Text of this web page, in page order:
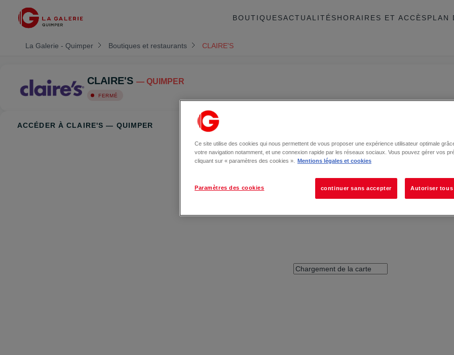
BOUTIQUESACTUALITÉSHORAIRES ET ACCÈSPLAN
La Galerie - Quimper Boutiques et restaurants CLAIRE'S
CLAIRE'S — QUIMPER
FERMÉ
ACCÉDER À CLAIRE'S — QUIMPER
Ce site utilise des cookies qui nous permettent de vous proposer une expérience utilisateur optimale
votre navigation notamment, et une connexion rapide par les réseaux sociaux. Vous pouvez gérer vos
cliquant sur « paramètres des cookies ».
Mentions légales et cookies
Paramètres des cookies continuer sans accepter Autoriser